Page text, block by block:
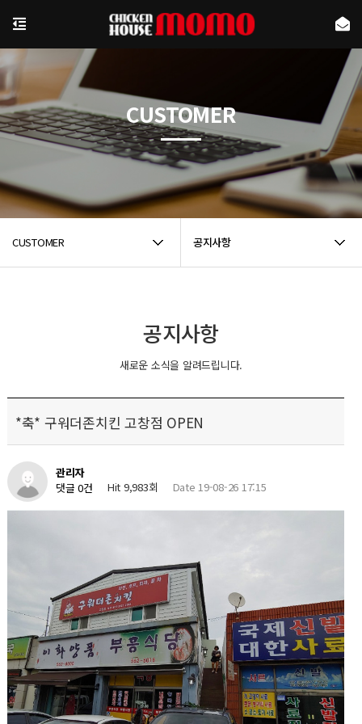
CUSTOMER 공지사항
CUSTOMER
공지사항
새로운 소식을 알려드립니다.
*축* 구워더존치킨 고창점 OPEN
관리자
댓글 0건
Hit 9,983회 Date 19-08-26 17:15